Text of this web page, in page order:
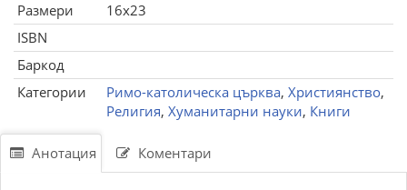
Размери
16x23
ISBN
Баркод
Категории
Римо-католическа църква, Християнство,
Религия, Хуманитарни науки, Книги
Анотация Коментари